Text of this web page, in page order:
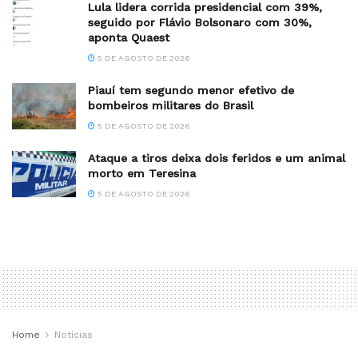
Lula lidera corrida presidencial com 39%,
seguido por Flávio Bolsonaro com 30%,
aponta Quaest
5 DE AGOSTO DE 2026
Piauí tem segundo menor efetivo de
bombeiros militares do Brasil
5 DE AGOSTO DE 2026
Ataque a tiros deixa dois feridos e um animal
morto em Teresina
5 DE AGOSTO DE 2026
Home Notícias